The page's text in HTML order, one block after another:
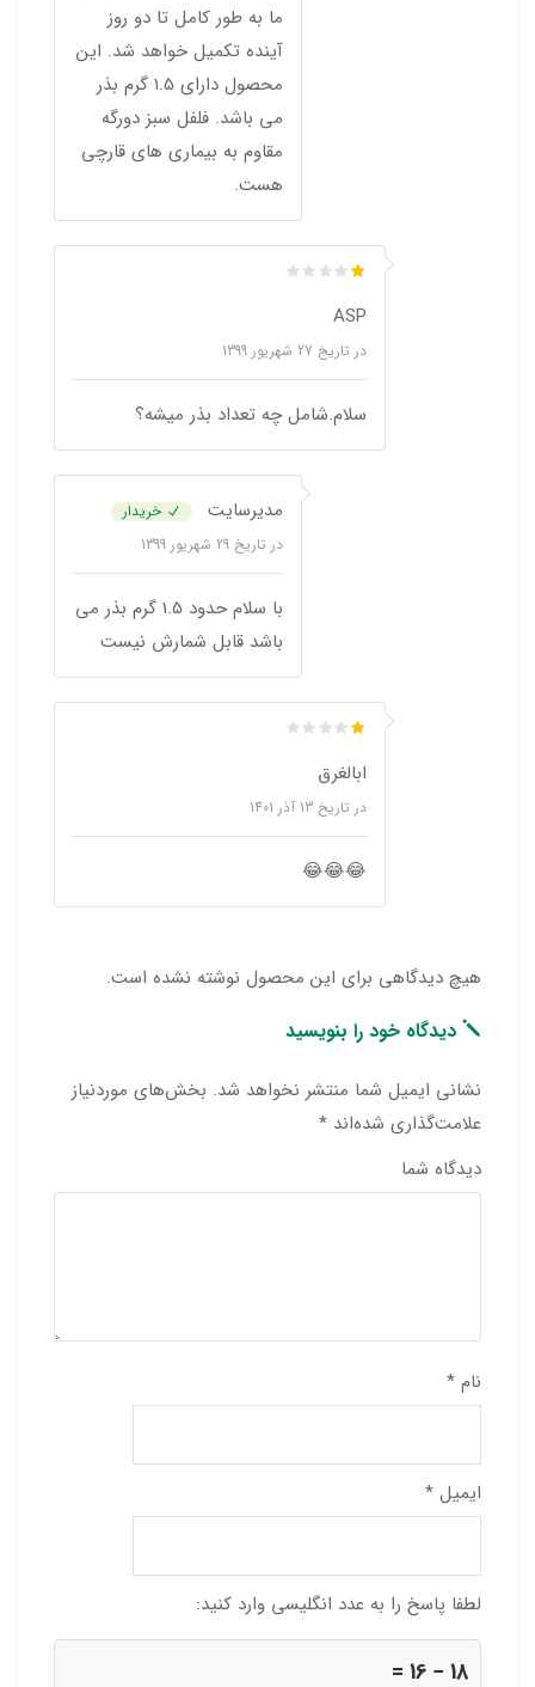
ما به طور کامل تا دو روز
آینده تکمیل خواهد شد. این
محصول دارای 1.5 گرم بذر
می باشد. فلفل سبز دورگه
مقاوم به بیماری های قارچی
هست.
ASP
در تاریخ 27 شهریور 1399
سلام.شامل چه تعداد بذر میشه؟
مدیرسایت
خریدار
در تاریخ 29 شهریور 1399
با سلام حدود 1.5 گرم بذر می
باشد قابل شمارش نیست
ابالغرق
در تاریخ 13 آذر 1401
😂😂😂
هیچ دیدگاهی برای این محصول نوشته نشده است.
دیدگاه خود را بنویسید
نشانی ایمیل شما منتشر نخواهد شد. بخش‌های موردنیاز
علامت‌گذاری شده‌اند *
دیدگاه شما
نام *
ایمیل *
لطفا پاسخ را به عدد انگلیسی وارد کنید:
18 − 16 =